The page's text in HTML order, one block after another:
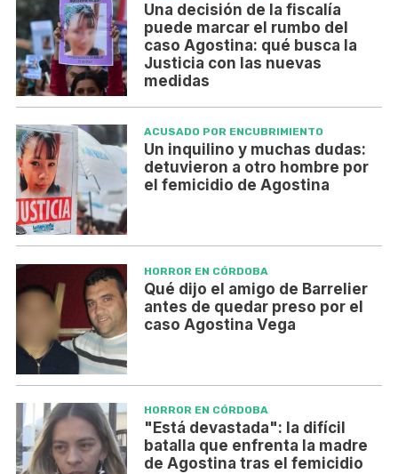
Una decisión de la fiscalía
puede marcar el rumbo del
caso Agostina: qué busca la
Justicia con las nuevas
medidas
ACUSADO POR ENCUBRIMIENTO
Un inquilino y muchas dudas:
detuvieron a otro hombre por
el femicidio de Agostina
HORROR EN CÓRDOBA
Qué dijo el amigo de Barrelier
antes de quedar preso por el
caso Agostina Vega
HORROR EN CÓRDOBA
"Está devastada": la difícil
batalla que enfrenta la madre
de Agostina tras el femicidio